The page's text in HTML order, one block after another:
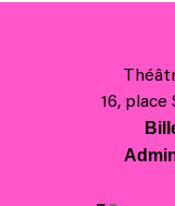
16, place